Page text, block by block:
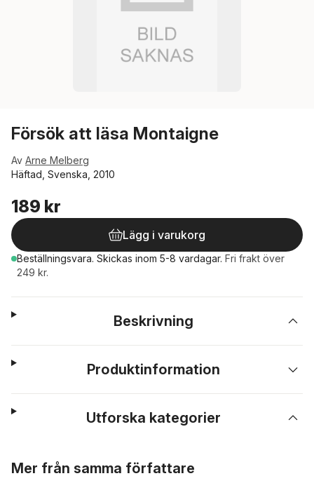
Försök att läsa Montaigne
Av Arne Melberg
Häftad, Svenska, 2010
189 kr
Lägg i varukorg
Beställningsvara. Skickas inom 5-8 vardagar. Fri frakt över
249 kr.
Beskrivning
Produktinformation
Utforska kategorier
Mer från samma författare